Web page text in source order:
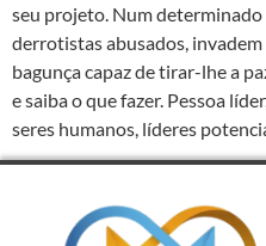
seu projeto. Num
derrotistas abusados,
bagunça capaz de tirar-lhe a
e saiba o que fazer. Pessoa
seres humanos, líderes